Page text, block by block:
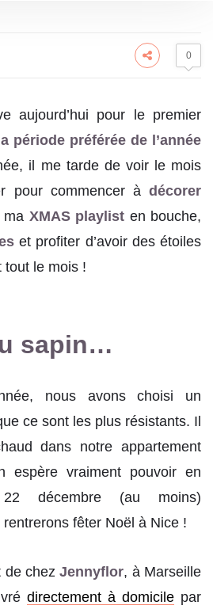
0
aujourd’hui pour le premier
période préférée de l’année
il me tarde de voir le mois
pour commencer à décorer
ma XMAS playlist en bouche,
et profiter d’avoir des étoiles
tout le mois !
sapin…
nous avons choisi un
ce sont les plus résistants. Il
dans notre appartement
espère vraiment pouvoir en
22 décembre (au moins)
rentrerons fêter Noël à Nice !
de chezJennyflor, à Marseille
directement à domicilepar